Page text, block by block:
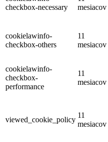
checkbox-necessary
mesiacov
cookielawinfo-
checkbox-others
11
mesiacov
cookielawinfo-
checkbox-
performance
11
mesiacov
viewed_cookie_policy
11
mesiacov